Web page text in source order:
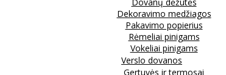
Dekoravimo medžiagos
Pakavimo popierius
Rėmeliai pinigams
Vokeliai pinigams
Verslo dovanos
Gertuvės ir termosai